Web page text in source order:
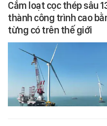
Cắm loạt cọc thép sâu
thành công trình cao
từng có trên thế giới